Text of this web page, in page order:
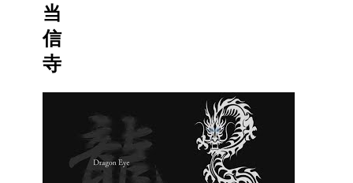
当
信
寺